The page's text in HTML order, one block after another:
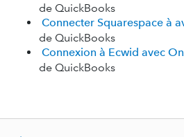
de QuickBooks
Connecter Squarespace à
de QuickBooks
Connexion à Ecwid avec
de QuickBooks